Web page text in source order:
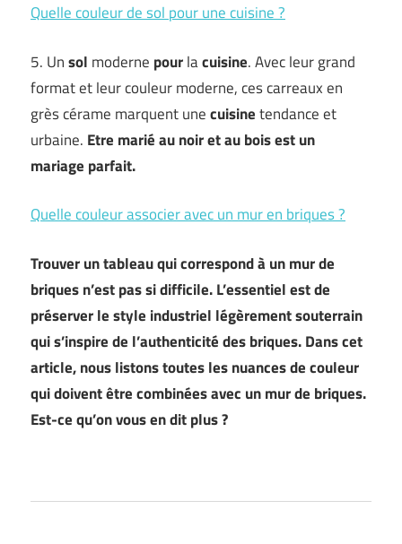
Quelle couleur de sol pour une cuisine ?
5. Unsol moderne pourlacuisine. Avec leur grand
format et leur couleur moderne, ces carreaux en
grès cérame marquent unecuisinetendance et
urbaine. Etre marié au noir et au bois est un
mariage parfait.
Quelle couleur associer avec un mur en briques ?
Trouver un tableau qui correspond à un mur de
briques n’est pas si difficile. L’essentiel est de
préserver le style industriel légèrement souterrain
qui s’inspire de l’authenticité des briques. Dans cet
article, nous listons toutes les nuances de couleur
qui doivent être combinées avec un mur de briques.
Est-ce qu’on vous en dit plus ?